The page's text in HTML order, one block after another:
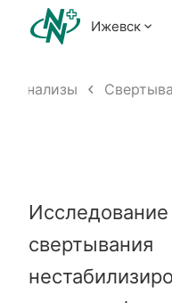
Ижевск
Анализы
свертывания